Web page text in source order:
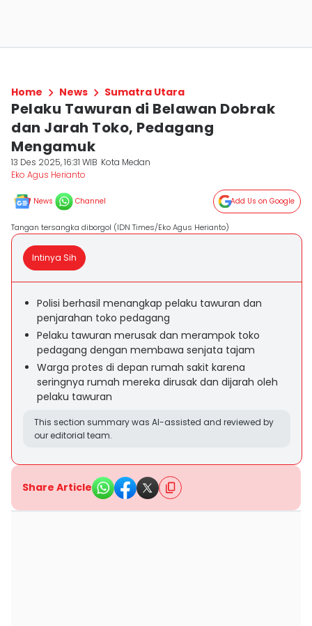
Home News Sumatra Utara
Pelaku Tawuran di Belawan Dobrak
dan Jarah Toko, Pedagang
Mengamuk
13 Des 2025, 16:31 WIB Kota Medan
Eko Agus Herianto
News Channel Add Us on Google
Tangan tersangka diborgol (IDN Times/Eko Agus Herianto)
Intinya Sih
Polisi berhasil menangkap pelaku tawuran dan
penjarahan toko pedagang
Pelaku tawuran merusak dan merampok toko
pedagang dengan membawa senjata tajam
Warga protes di depan rumah sakit karena
seringnya rumah mereka dirusak dan dijarah oleh
pelaku tawuran
This section summary was AI-assisted and reviewed by
our editorial team.
Share Article